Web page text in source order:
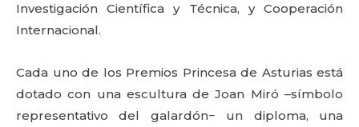
Investigación Científica y Técnica, y Cooperación
Internacional.
Cada uno de los Premios Princesa de Asturias está
dotado con una escultura de Joan Miró –símbolo
representativo del galardón− un diploma, una